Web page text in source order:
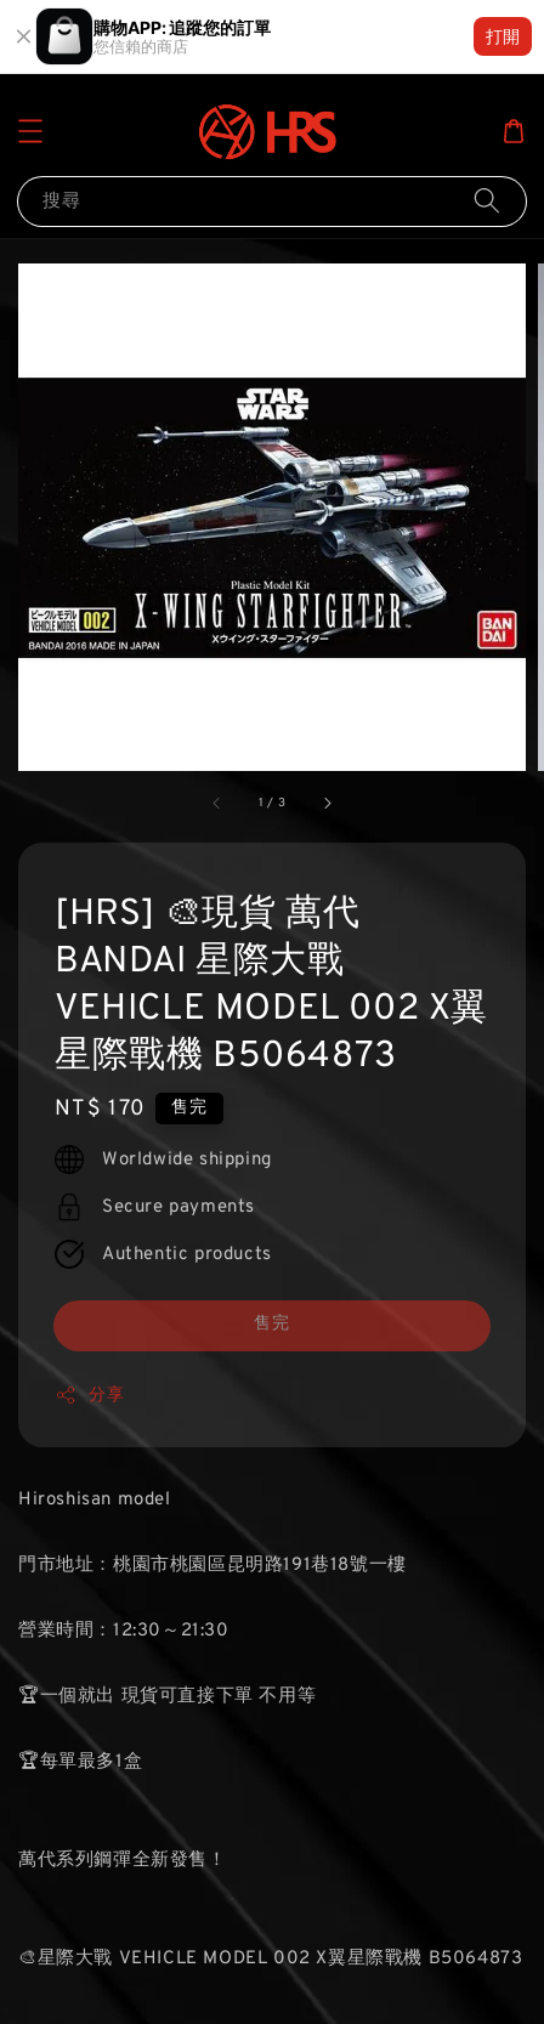
購物APP: 追蹤您的訂單
您信賴的商店
打開
搜尋
1 / 3
[HRS] 🎨現貨 萬代
BANDAI 星際大戰
VEHICLE MODEL 002 X翼
星際戰機 B5064873
Regular
price
NT$ 170 售完
Worldwide shipping
Secure payments
Authentic products
售完
分享
Hiroshisan model
門市地址：桃園市桃園區昆明路191巷18號一樓
營業時間：12:30～21:30
🏆一個就出 現貨可直接下單 不用等
🏆每單最多1盒
萬代系列鋼彈全新發售！
🎨星際大戰 VEHICLE MODEL 002 X翼星際戰機 B5064873